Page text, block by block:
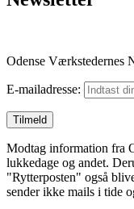
Odense Værkstedernes
E-mailadresse:
Modtag information fra
lukkedage og andet.
"Rytterposten" også
sender ikke mails i tide